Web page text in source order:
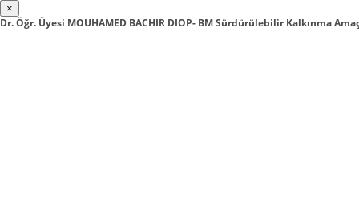
×
Dr. Öğr. Üyesi MOUHAMED BACHIR DIOP- BM Sürdürülebilir Kalkınma